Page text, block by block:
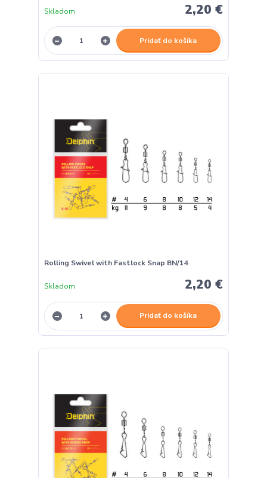
2,20 €
Skladom
Pridať do košíka
Rolling Swivel with Fastlock Snap BN/14
2,20 €
Skladom
Pridať do košíka